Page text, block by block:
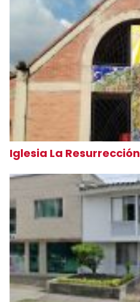
Iglesia La Resurrección